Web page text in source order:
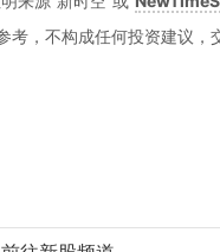
，不构成任何投资建议，